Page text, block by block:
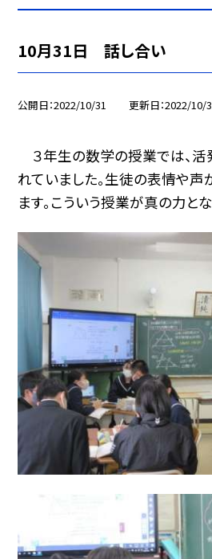
10月31日 話し合い
公開日 2022/10/31 更新日 2022/10/
３年生の数学の授業では、
れていました。生徒の表情や声
ます。こういう授業が真の力とな